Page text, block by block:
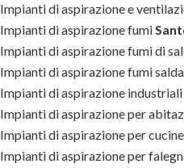
Impianti di aspirazione e
Impianti di aspirazione fumi
Impianti di aspirazione fumi di
Impianti di aspirazione fumi
Impianti di aspirazione
Impianti di aspirazione per
Impianti di aspirazione per cucine
Impianti di aspirazione per